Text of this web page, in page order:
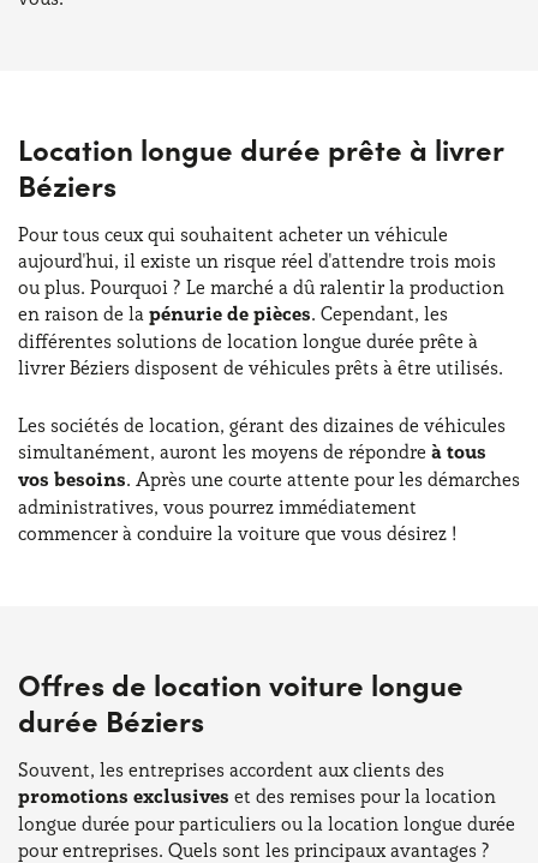
Location longue durée prête à livrer
Béziers
Pour tous ceux qui souhaitent acheter un véhicule
aujourd'hui, il existe un risque réel d'attendre trois mois
ou plus. Pourquoi ? Le marché a dû ralentir la production
en raison de la pénurie de pièces. Cependant, les
différentes solutions de location longue durée prête à
livrer Béziers disposent de véhicules prêts à être utilisés.
Les sociétés de location, gérant des dizaines de véhicules
simultanément, auront les moyens de répondre à tous
vos besoins. Après une courte attente pour les démarches
administratives, vous pourrez immédiatement
commencer à conduire la voiture que vous désirez !
Offres de location voiture longue
durée Béziers
Souvent, les entreprises accordent aux clients des
promotions exclusives et des remises pour la location
longue durée pour particuliers ou la location longue durée
pour entreprises. Quels sont les principaux avantages ?